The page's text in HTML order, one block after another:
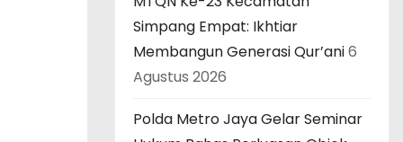
Simpang Empat: Ikhtiar
Membangun Generasi Qur’ani6
Agustus 2026
Polda Metro Jaya Gelar Seminar